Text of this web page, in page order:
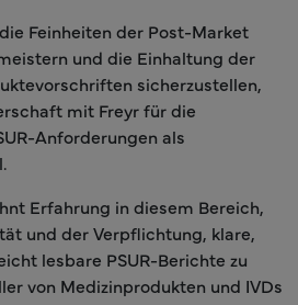
Feinheiten der Post-Market
und die Einhaltung der
sicherzustellen,
mit Freyr für die
Anforderungen als
Erfahrung in diesem Bereich,
und der Verpflichtung, klare,
lesbare PSUR-Berichte zu
von Medizinprodukten und IVDs